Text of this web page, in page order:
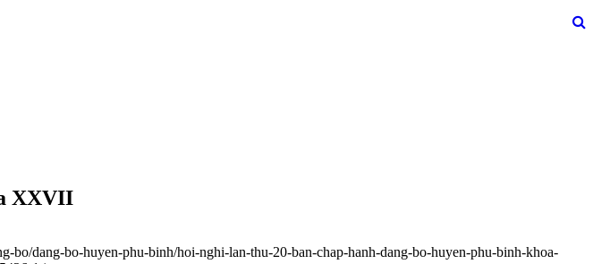
XXVII
bo/dang-bo-huyen-phu-binh/hoi-nghi-lan-thu-20-ban-chap-hanh-dang-bo-huyen-phu-binh-khoa-